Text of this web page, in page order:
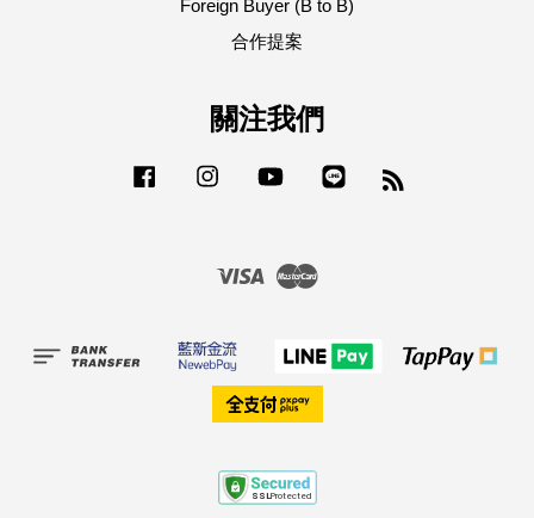
Foreign Buyer (B to B)
合作提案
關注我們
Facebook Instagram YouTube
Visa